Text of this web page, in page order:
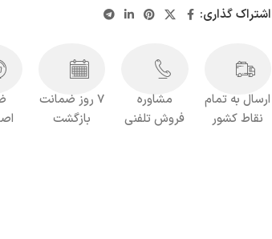
اشتراک گذاری:
ارسال به تمام
نقاط کشور
مشاوره
فروش تلفنی
7 روز ضمانت
بازگشت